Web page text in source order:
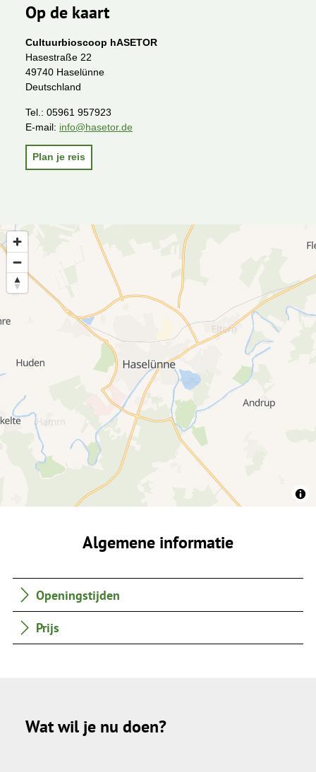
Op de kaart
Cultuurbioscoop hASETOR
Hasestraße 22
49740 Haselünne
Deutschland
Tel.: 05961 957923
E-mail: info@hasetor.de
Plan je reis
Algemene informatie
Openingstijden
Prijs
Wat wil je nu doen?